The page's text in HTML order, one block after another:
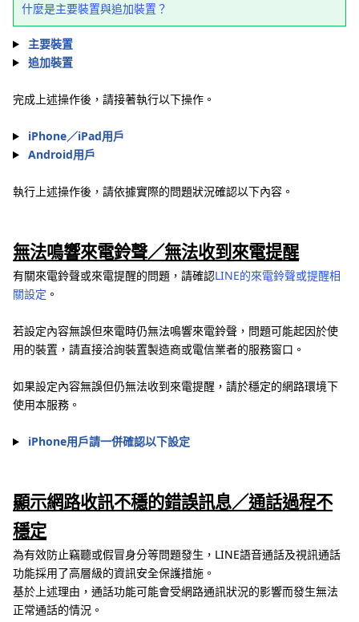
什麼是主要裝置與追加裝置？
主要裝置
追加裝置
完成上述操作後，請接著執行以下操作。
iPhone／iPad用戶
Android用戶
執行上述操作後，請依據實際的問題狀況確認以下內容。
無法鳴響來電鈴聲／無法收到來電提醒
有關來電鈴聲或來電提醒的問題，請確認LINE的來電鈴聲或提醒相
關設定 。
若設定內容無誤但來電時仍無法鳴響來電鈴聲，問題可能起因於使
用的裝置，請直接洽詢裝置製造商或電信業者的服務窗口。
如果設定內容無誤但仍無法收到來電提醒，請於穩定的網路環境下
使用本服務。
iPhone用戶請一併確認以下設定
顯示網路收訊不穩的錯誤訊息／通話過程不
穩定
為有效防止竊聽或假冒身分等問題發生，LINE語音通話及視訊通話
功能採用了高層級的資訊安全保護措施。
基於上述理由，通話功能可能會受網路通訊狀況的影響而發生無法
正常通話的情況。